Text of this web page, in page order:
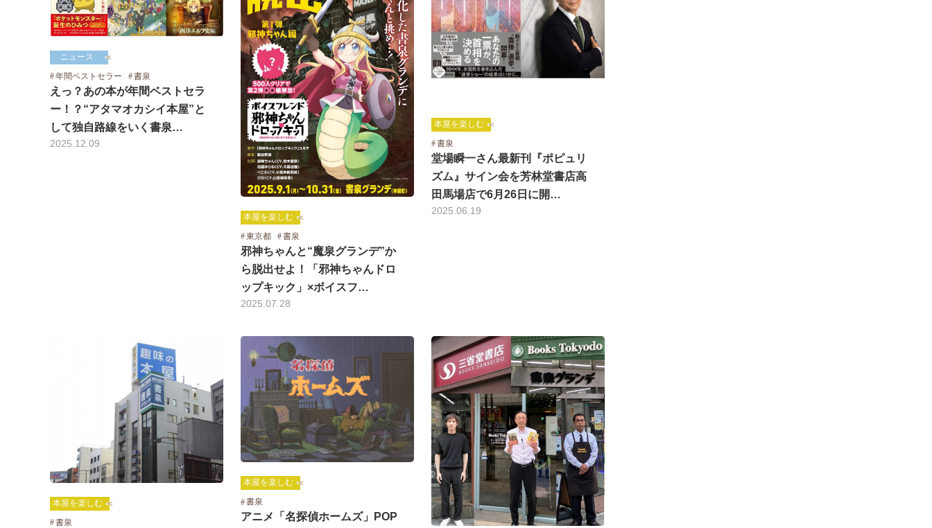
ニュース
年間ベストセラー
書泉
えっ？あの本が年間ベストセラ
ー！？“アタマオカシイ本屋”と
して独自路線をいく書泉…
2025.12.09
本屋を楽しむ
東京都
書泉
邪神ちゃんと“魔泉グランデ”か
ら脱出せよ！「邪神ちゃんドロ
ップキック」×ボイスフ…
2025.07.28
本屋を楽しむ
書泉
堂場瞬一さん最新刊『ポピュリ
ズム』サイン会を芳林堂書店高
田馬場店で6月26日に開…
2025.06.19
本屋を楽しむ
書泉
本屋を楽しむ
書泉
アニメ「名探偵ホームズ」POP